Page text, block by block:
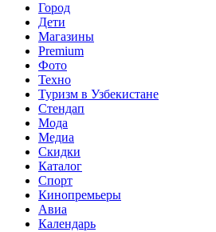
Город
Дети
Магазины
Premium
Фото
Техно
Туризм в Узбекистане
Стендап
Мода
Медиа
Скидки
Каталог
Спорт
Кинопремьеры
Авиа
Календарь